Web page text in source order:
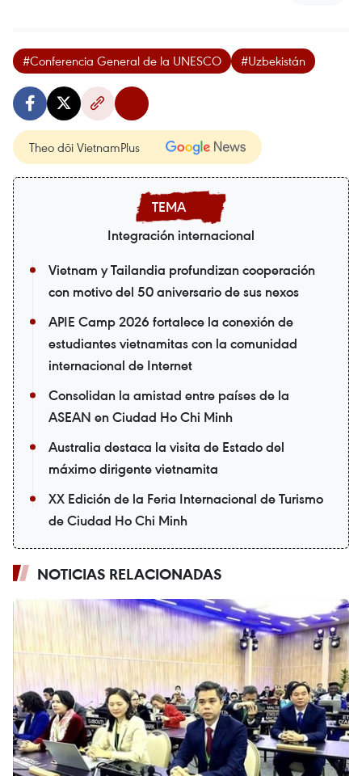
#Conferencia General de la UNESCO #Uzbekistán
Theo dõi VietnamPlus
Integración internacional
Vietnam y Tailandia profundizan cooperación
con motivo del 50 aniversario de sus nexos
APIE Camp 2026 fortalece la conexión de
estudiantes vietnamitas con la comunidad
internacional de Internet
Consolidan la amistad entre países de la
ASEAN en Ciudad Ho Chi Minh
Australia destaca la visita de Estado del
máximo dirigente vietnamita
XX Edición de la Feria Internacional de Turismo
de Ciudad Ho Chi Minh
NOTICIAS RELACIONADAS